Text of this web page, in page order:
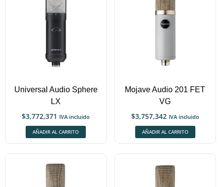
Universal Audio Sphere
LX
$3,772,371 IVA incluido
AÑADIR AL CARRITO
Mojave Audio 201 FET
VG
$3,757,342 IVA incluido
AÑADIR AL CARRITO